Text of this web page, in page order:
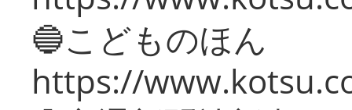
🔵こどものほん
https://